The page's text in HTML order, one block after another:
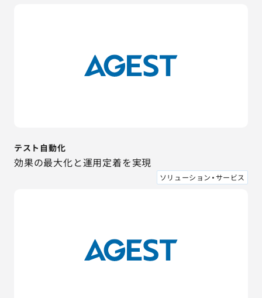
テスト自動化
効果の最大化と運用定着を実現
ソリューション・サービス